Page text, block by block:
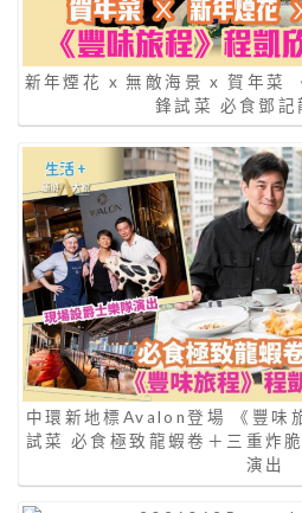
新年煙花 x 無敵海景 x 賀年菜
鋒試菜 必食鄧記
中環新地標Avalon登場 《豐味
試菜 必食極致龍蝦卷＋三重炸
演出